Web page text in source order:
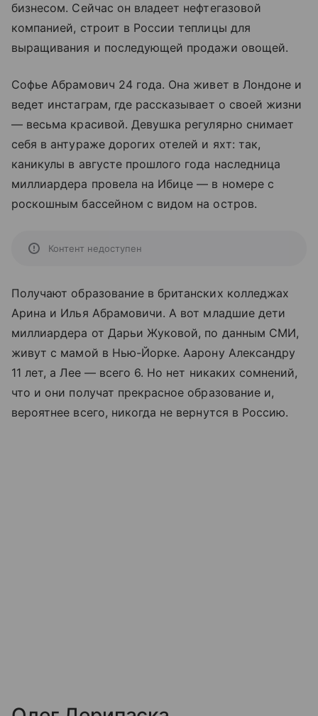
бизнесом. Сейчас он владеет нефтегазовой
компанией, строит в России теплицы для
выращивания и последующей продажи овощей.
Софье Абрамович 24 года. Она живет в Лондоне и
ведет инстаграм, где рассказывает о своей жизни
— весьма красивой. Девушка регулярно снимает
себя в антураже дорогих отелей и яхт: так,
каникулы в августе прошлого года наследница
миллиардера провела на Ибице — в номере с
роскошным бассейном с видом на остров.
Контент недоступен
Получают образование в британских колледжах
Арина и Илья Абрамовичи. А вот младшие дети
миллиардера от Дарьи Жуковой, по данным СМИ,
живут с мамой в Нью-Йорке. Аарону Александру
11 лет, а Лее — всего 6. Но нет никаких сомнений,
что и они получат прекрасное образование и,
вероятнее всего, никогда не вернутся в Россию.